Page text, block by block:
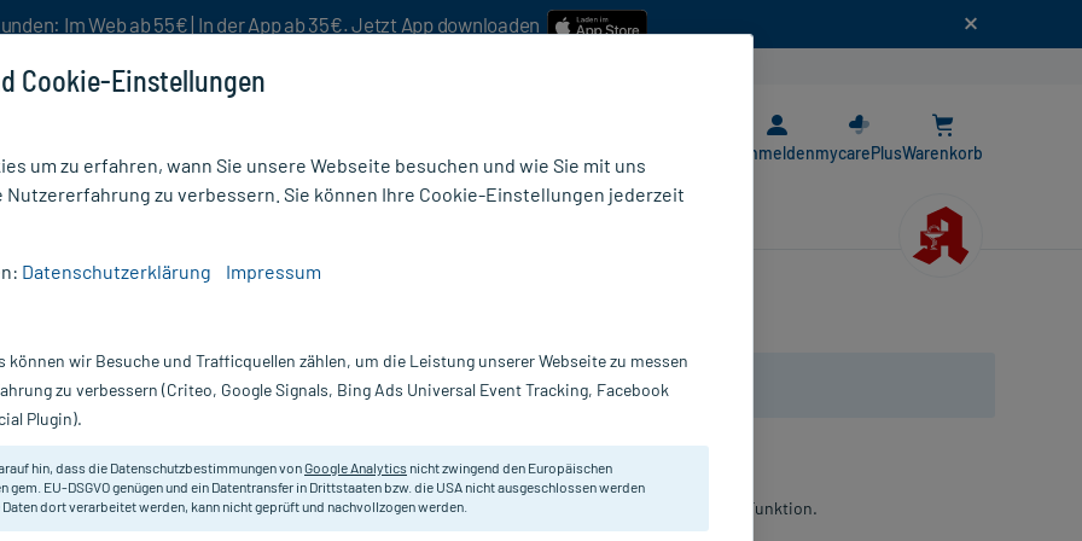
Im Web ab 55€ | In der App ab 35€. Jetzt App downloaden
AnmeldenmycarePlusWarenkorb
Nur für kurze Zeit:Gratis-Versand* ab 19€ Mindestbestellwert!
90 St Doppelherz
Pflanzliches Arzneimittel zur Unterstützung der Herz-Kreislauf-Funktion.
Cookie-Einstellungen
um zu erfahren, wann Sie unsere Webseite besuchen und wie Sie mit uns
Nutzererfahrung zu verbessern. Sie können Ihre Cookie-Einstellungen jederzeit
Datenschutzerklärung Impressum
können wir Besuche und Trafficquellen zählen, um die Leistung unserer Webseite zu messen
zu verbessern (Criteo, Google Signals, Bing Ads Universal Event Tracking, Facebook
Plugin).
hin, dass die Datenschutzbestimmungen vonGoogle Analytics nicht zwingend den Europäischen
gem. EU-DSGVO genügen und ein Datentransfer in Drittstaaten bzw. die USA nicht ausgeschlossen werden
Daten dort verarbeitet werden, kann nicht geprüft und nachvollzogen werden.